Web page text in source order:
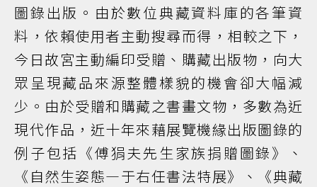
圖錄出版。由於數位典藏資料庫的各筆資
料，依賴使用者主動搜尋而得，相較之下，
今日故宮主動編印受贈、購藏出版物，向大
眾呈現藏品來源整體樣貌的機會卻大幅減
少。由於受贈和購藏之書畫文物，多數為近
現代作品，近十年來藉展覽機緣出版圖錄的
例子包括《傅狷夫先生家族捐贈圖錄》、
《自然生姿態—于右任書法特展》、《典藏